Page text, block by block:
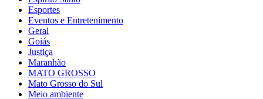
Esportes
Eventos e Entretenimento
Geral
Goiás
Justiça
Maranhão
MATO GROSSO
Mato Grosso do Sul
Meio ambiente